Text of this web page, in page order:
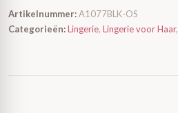
Artikelnummer:A1077BLK-OS
Categorieën:Lingerie, Lingerie voor Haar,